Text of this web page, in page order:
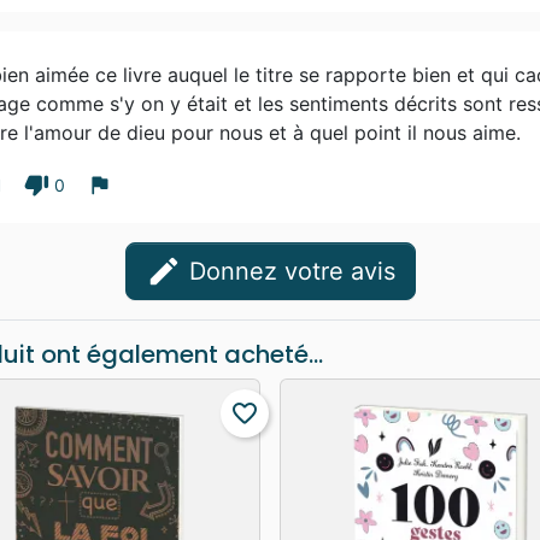
l'amour. 3 choses pour 2 ailes
Celui qui justement fortifie "mes
parler de la Bible, bien sûr !
incroyable best-seller. Une
amies. Votre devise ? Je n'en ai
être : "Ne te laisse pas vaincre
(Romains 12.21)
aimée ce livre auquel le titre se rapporte bien et qui
comme s'y on y était et les sentiments décrits sont
l'amour de dieu pour nous et à quel point il nous aime.
thumb_down 0 flag
edit Donnez votre avis
ont également acheté...
favorite_border